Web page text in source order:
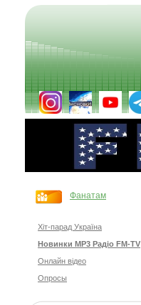
Фанатам
Хіт-парад Україна
Новинки MP3 Радіо FM-TV
Онлайн відео
Опросы